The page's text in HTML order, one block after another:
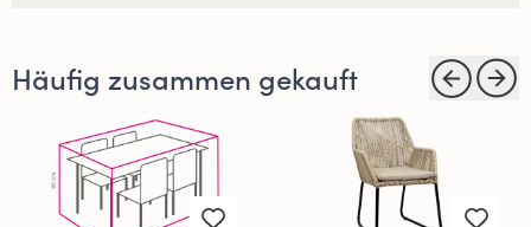
Häufig zusammen gekauft